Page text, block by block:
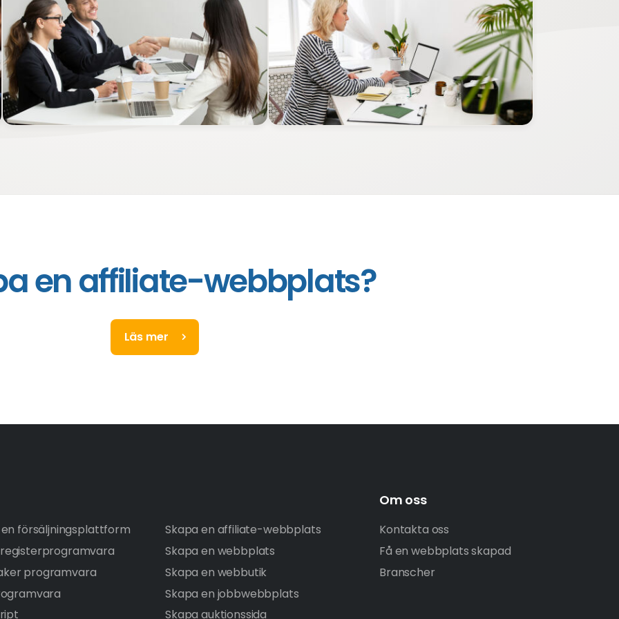
en affiliate-webbplats?
Läs mer
försäljningsplattform
programvara
Skapa en affiliate-webbplats
Skapa en webbplats
Skapa en webbutik
Skapa en jobbwebbplats
Skapa auktionssida
Om oss
Kontakta oss
Få en webbplats skapad
Branscher